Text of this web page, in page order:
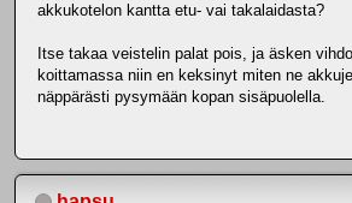
akkukotelon kantta etu- vai takalaidasta?
Itse takaa veistelin palat pois, ja äsken
koittamassa niin en keksinyt miten ne
näppärästi pysymään kopan sisäpuolella.